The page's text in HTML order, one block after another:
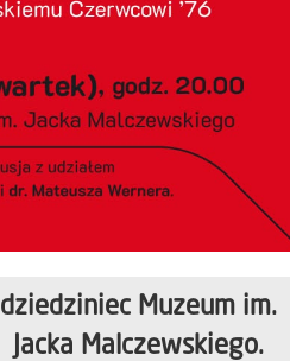
dziedziniec Muzeum im.
Jacka Malczewskiego.